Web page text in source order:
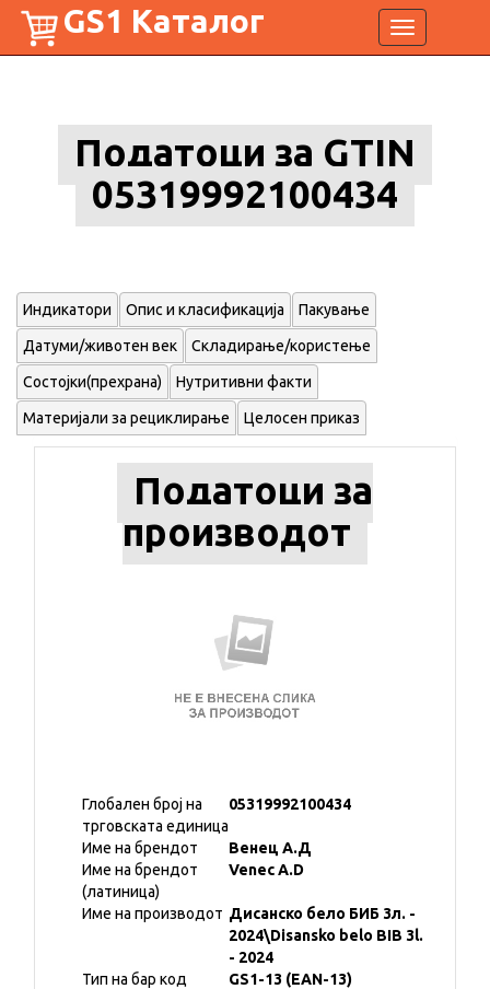
Toggle
navigation
GS1 Каталог
Податоци за GTIN
05319992100434
Индикатори Опис и класификација Пакување
Датуми/животен век Складирање/користење
Состојки(прехрана) Нутритивни факти
Материјали за рециклирање Целосен приказ
Податоци за
производот
Глобален број на
трговската единица
05319992100434
Име на брендот
Венец А.Д
Име на брендот
(латиница)
Venec A.D
Име на производот Дисанско бело БИБ 3л. -
2024\Disansko belo BIB 3l.
- 2024
Тип на бар код
GS1-13 (EAN-13)